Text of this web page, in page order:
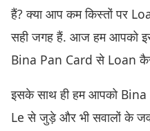
हैं? क्या आप कम किस्तों पर
सही जगह हैं. आज हम आपको
Bina Pan Card से Loan कैसे
इसके साथ ही हम आपको
Le से जुड़े और भी सवालों के